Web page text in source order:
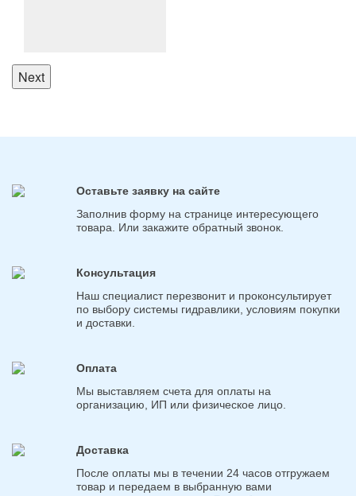
Next
Оставьте заявку на сайте
Заполнив форму на странице интересующего
товара. Или закажите обратный звонок.
Консультация
Наш специалист перезвонит и проконсультирует
по выбору системы гидравлики, условиям покупки
и доставки.
Оплата
Мы выставляем счета для оплаты на
организацию, ИП или физическое лицо.
Доставка
После оплаты мы в течении 24 часов отгружаем
товар и передаем в выбранную вами